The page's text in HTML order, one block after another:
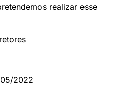
realizar esse
2022